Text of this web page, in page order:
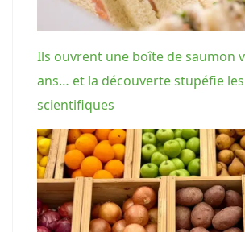
Ils ouvrent une boîte de saumon
ans… et la découverte stupéfie les
scientifiques